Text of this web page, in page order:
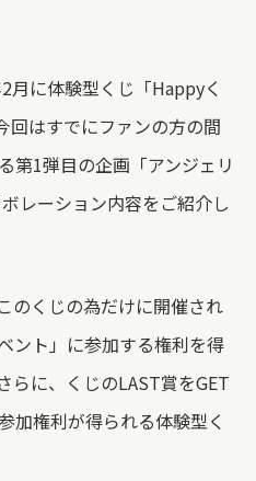
月に体験型くじ「Happyく
回はすでにファンの方の間
第1弾目の企画「アンジェリ
レーション内容をご紹介し
のくじの為だけに開催され
ント」に参加する権利を得
らに、くじのLAST賞をGET
加権利が得られる体験型く